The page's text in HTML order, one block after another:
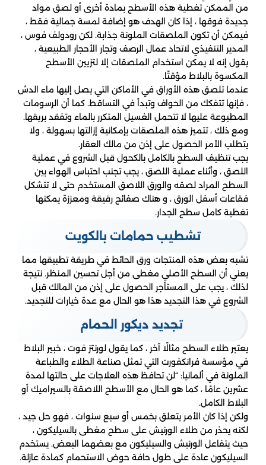
من الممكن تغطية هذه الأسطح بمادة أخرى أو لصق مواد
جديدة فوقها ، إذا كان الهدف هو إضافة لمسة جمالية فقط ،
فيمكن أن تكون الملصقات الملونة جذابة. لكن رودولف فوس ،
المدير التنفيذي لاتحاد عمال الرصف وتجار الأحجار الطبيعية ،
يقول إنه لا يمكن استخدام الملصقات إلا لتزيين الأسطح
المكسوة بالبلاط مؤقتًا.
عندما تلصق هذه الأوراق في الأماكن التي يصل إليها ماء الدش
، فإنها تتفكك من الحواف وتبدأ في التساقط. كما أن الرسومات
المطبوعة عليها لا تتحمل الغسيل المتكرر بالماء وتفقد بريقها.
ومع ذلك ، تتميز هذه الملصقات بإمكانية إزالتها بسهولة ، ولا
يتطلب الأمر الحصول على إذن من مالك العقار.
يجب تنظيف السطح بالكامل بالكحول قبل الشروع في عملية
اللصق ، وأثناء عملية اللصق ، يجب تجنب احتباس الهواء بين
السطح المراد لصقه والورق اللاصق المستخدم حتى لا تتشكل
فقاعات أسفل الورق ، و هناك صفائح رقيقة ومعززة يمكنها
تغطية كامل سطح الجدار.
تشطيب حمامات بالكويت
تشبه بعض هذه المنتجات ورق الحائط في طريقة تطبيقها مما
يعني أن السطح الأصلي مغطى من أجل تحسين المنظر. نتيجة
لذلك ، يجب على المستأجر الحصول على إذن من المالك قبل
الشروع في هذا التجديد هذا هو الحال مع عدة خيارات للتجديد.
تجديد ديكور الحمام
يعتبر طلاء السطح مثالًا آخر ، كما يقول لورنتز فوت ، خبير البلاط
في مؤسسة فرانكفورت التي تمثل صناعة الطلاء والطباعة
الملونة في ألمانيا: “لن تحافظ هذه العلاجات على حالتها لمدة
عشرين عامًا ، كما هو الحال مع الأسطح اللاصقة بالسيراميك أو
البلاط الكامل.
ولكن إذا كان الأمر يتعلق بخمس أو سبع سنوات ، فهو حل جيد ،
لكنه يحذر من طلاء الورنيش على سطح مغطى بالسيليكون ،
حيث يتفاعل الورنيش والسيليكون مع بعضهما البعض. يستخدم
السيليكون عادة على طول حافة حوض الاستحمام كمادة عازلة.